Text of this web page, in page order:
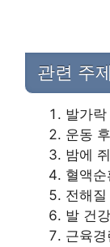
관련 주
발가
운동
밤에
혈액
전해
발 건
근육